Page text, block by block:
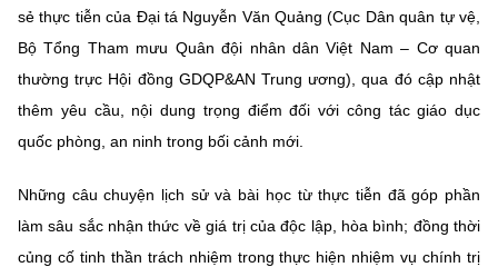
sẻ thực tiễn của Đại tá Nguyễn Văn Quảng (Cục Dân quân tự vệ,
Bộ Tổng Tham mưu Quân đội nhân dân Việt Nam – Cơ quan
thường trực Hội đồng GDQP&AN Trung ương), qua đó cập nhật
thêm yêu cầu, nội dung trọng điểm đối với công tác giáo dục
quốc phòng, an ninh trong bối cảnh mới.
Những câu chuyện lịch sử và bài học từ thực tiễn đã góp phần
làm sâu sắc nhận thức về giá trị của độc lập, hòa bình; đồng thời
củng cố tinh thần trách nhiệm trong thực hiện nhiệm vụ chính trị